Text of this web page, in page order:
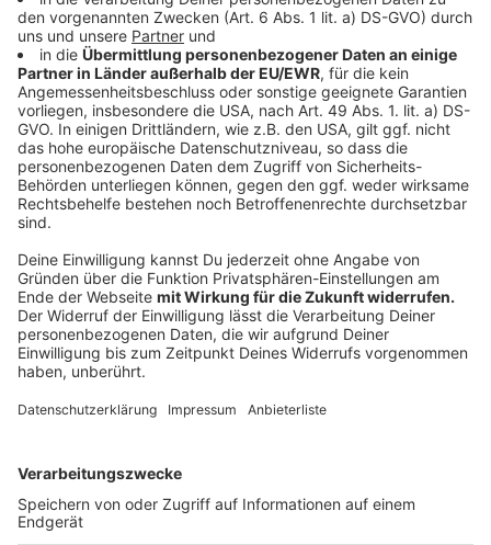
Anzeigen aus dem fließenden Straßenverkehr führten
zu insgesamt 117.000 Verfahren. Das Ordnungsamt ist
dabei zuständig für Blitzer und Starenkästen, die
Verstöße gegen Geschwindigkeitsbegrenzungen
(78.000 Verstöße) und rote Ampeln (knapp 2.400
Verstöße) aufzeichnen. Um gezielter an großen
Straßen überwachen zu können, wurde 2024 eine
dritte semistationäre
Geschwindigkeitsüberwachungsanlage angeschafft.
Anzeige
Die Polizei darf darüber hinaus Pkw im Verkehr
anhalten, um Übertretungen von Vorfahrts- und
von der Polizei aufgenommenen Bußgeldverfahren.
Diese Zahl ist deutlich gestiegen: Im Jahr 2023 lag sie
bei 32.000, im Vorjahr 2022 bei rund 27.000 Verfahren.